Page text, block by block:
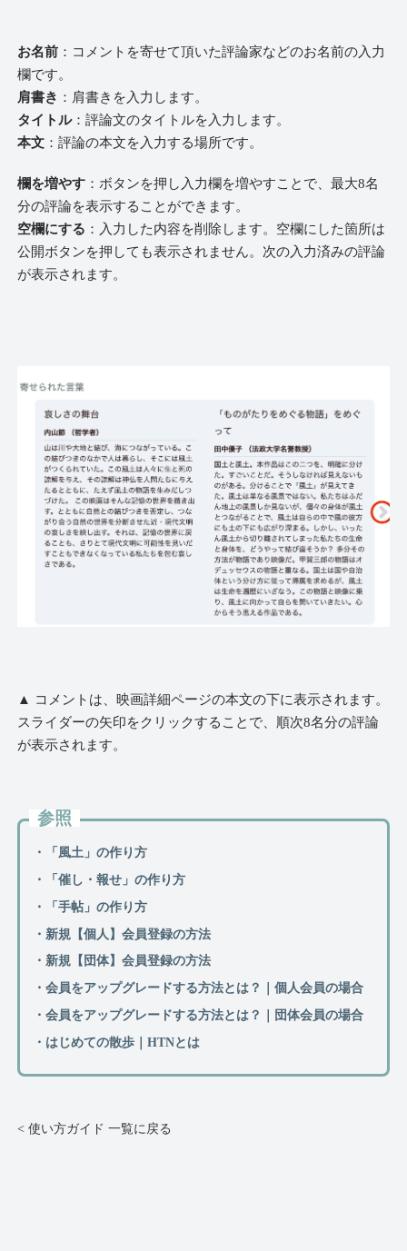
お名前 ：コメントを寄せて頂いた評論家などのお名前の入力
欄です。
肩書き ：肩書きを入力します。
タイトル：評論文のタイトルを入力します。
本文 ：評論の本文を入力する場所です。
欄を増やす ：ボタンを押し入力欄を増やすことで、最大8名
分の評論を表示することができます。
空欄にする ：入力した内容を削除します。空欄にした箇所は
公開ボタンを押しても表示されません。次の入力済みの評論
が表示されます。
▲ コメントは、映画詳細ページの本文の下に表示されます。
スライダーの矢印をクリックすることで、順次8名分の評論
が表示されます。
参照
・「風土」の作り方
・「催し・報せ」の作り方
・「手帖」の作り方
・新規【個人】会員登録の方法
・新規【団体】会員登録の方法
・会員をアップグレードする方法とは？｜個人会員の場合
・会員をアップグレードする方法とは？｜団体会員の場合
・はじめての散歩｜HTNとは
< 使い方ガイド 一覧に戻る